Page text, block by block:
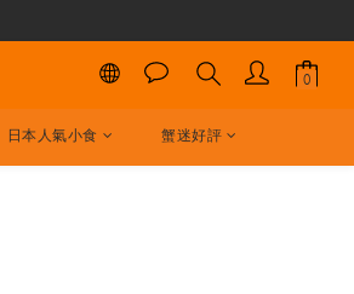
日本人氣小食 蟹迷好評